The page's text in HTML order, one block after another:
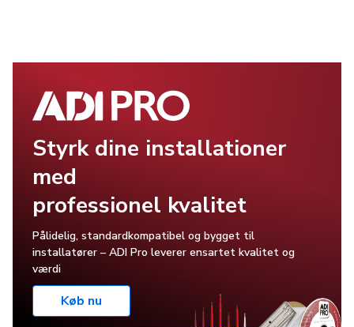
Styrk dine installationer
med
professionel kvalitet
Pålidelig, standardkompatibel og bygget til
installatører – ADI Pro leverer ensartet kvalitet og
værdi
Køb nu